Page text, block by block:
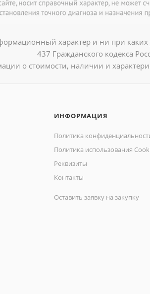
характер и ни при
437 Гражданского кодекса
о стоимости, наличии и
ИНФОРМАЦИЯ
Политика
Политика использования
Реквизиты
Контакты
Оставить заявку на закупку